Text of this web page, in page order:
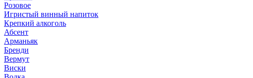
Розовое
Игристый винный напиток
Крепкий алкоголь
Абсент
Арманьяк
Бренди
Вермут
Виски